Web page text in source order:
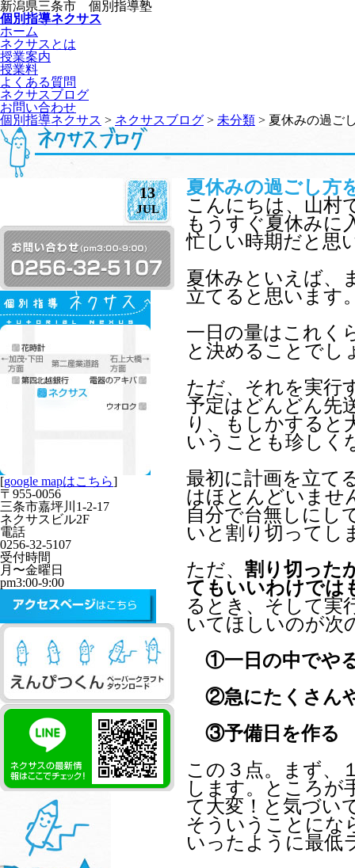
新潟県三条市 個別指導塾
個別指導ネクサス
ホーム
ネクサスとは
授業案内
授業料
よくある質問
ネクサスブログ
お問い合わせ
個別指導ネクサス > ネクサスブログ > 未分類 > 夏休みの過ご
13
JUL
夏休みの過ごし方
こんにちは、山村
もうすぐ夏休みに
忙しい時期だと思
夏休みといえば、
立てると思います
一日の量はこれく
と決めることでし
ただ、それを実行
予定はどんどん先
り、もしかすると
いうことも珍しく
最初に計画を立て
はほとんどいませ
自分で台無しにし
いと割り切ってし
ただ、 割り切った
てもいいわけでは
るとき、そして実
いてほしいのが次
①一日の中でや
②急にたくさん
③予備日を作る
この３点。まず、
します。ところが
て大変！と気づい
そういうことにな
いったように最低
[google mapはこちら]
〒955-0056
三条市嘉坪川1-2-17
ネクサスビル2F
電話
0256-32-5107
受付時間
月〜金曜日
pm3:00-9:00